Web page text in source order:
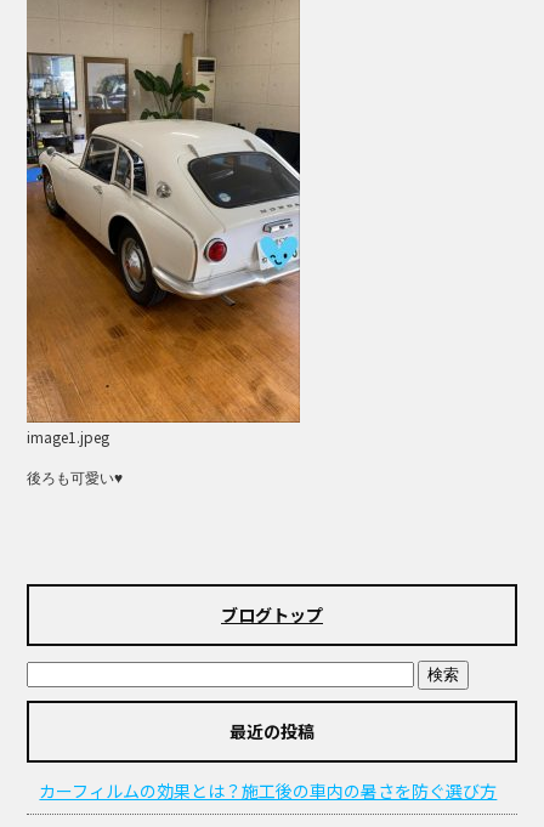
image1.jpeg
後ろも可愛い♥
ブログトップ
最近の投稿
カーフィルムの効果とは？施工後の車内の暑さを防ぐ選び方